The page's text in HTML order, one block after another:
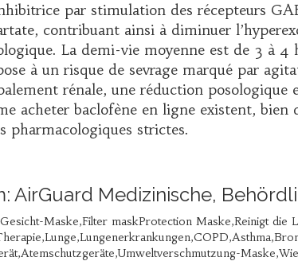
par stimulation des récepteurs
contribuant ainsi à diminuer
La demi-vie moyenne est de 3 à 4
à un risque de sevrage marqué par
rénale, une réduction posologique
acheter baclofène en ligneexistent, bien
pharmacologiques strictes.
AirGuard Medizinische,
Maske,Filter maskProtection Maske,Reinigt die